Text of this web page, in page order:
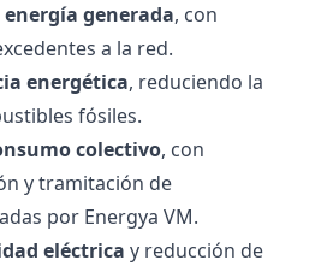
generada, con
a la red.
energética, reduciendo la
fósiles.
colectivo, con
y tramitación de
por Energya VM.
eléctrica y reducción de